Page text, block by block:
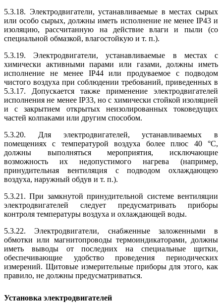
5.3.18. Электродвигатели, устанавливаемые в местах сырых
или особо сырых, должны иметь исполнение не менее IP43 и
изоляцию, рассчитанную на действие влаги и пыли (со
специальной обмазкой, влагостойкую и т. п.).
5.3.19. Электродвигатели, устанавливаемые в местах с
химически активными парами или газами, должны иметь
исполнение не менее IP44 или продуваемое с подводом
чистого воздуха при соблюдении требований, приведенных в
5.3.17. Допускается также применение электродвигателей
исполнения не менее IP33, но с химически стойкой изоляцией
и с закрытием открытых неизолированных токоведущих
частей колпаками или другим способом.
5.3.20. Для электродвигателей, устанавливаемых в
помещениях с температурой воздуха более плюс 40 °С,
должны выполняться мероприятия, исключающие
возможность их недопустимого нагрева (например,
принудительная вентиляция с подводом охлаждающею
воздуха, наружный обдув и т. п.).
5.3.21. При замкнутой принудительной системе вентиляции
электродвигателей следует предусматривать приборы
контроля температуры воздуха и охлаждающей воды.
5.3.22. Электродвигатели, снабженные заложенными в
обмотки или магнитопроводы термоиндикаторами, должны
иметь выводы от последних на специальные щитки,
обеспечивающие удобство проведения периодических
измерений. Щитовые измерительные приборы для этого, как
правило, не должны предусматриваться.
Установка электродвигателей